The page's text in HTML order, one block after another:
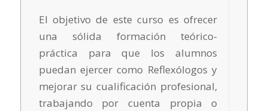
El objetivo de este curso es ofrecer
una sólida formación teórico-
práctica para que los alumnos
puedan ejercer como Reflexólogos y
mejorar su cualificación profesional,
trabajando por cuenta propia o